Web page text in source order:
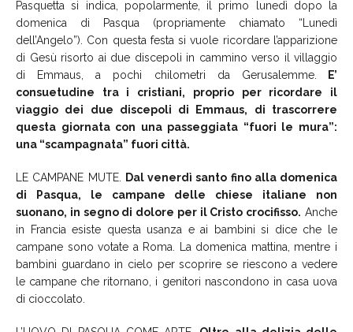
Pasquetta si indica, popolarmente, il primo lunedì dopo la
domenica di Pasqua (propriamente chiamato “Lunedì
dell’Angelo”). Con questa festa si vuole ricordare l’apparizione
di Gesù risorto ai due discepoli in cammino verso il villaggio
di Emmaus, a pochi chilometri da Gerusalemme. E’
consuetudine tra i cristiani, proprio per ricordare il
viaggio dei due discepoli di Emmaus, di trascorrere
questa giornata con una passeggiata “fuori le mura”:
una “scampagnata” fuori città.
LE CAMPANE MUTE. Dal venerdì santo fino alla domenica
di Pasqua, le campane delle chiese italiane non
suonano, in segno di dolore per il Cristo crocifisso. Anche
in Francia esiste questa usanza e ai bambini si dice che le
campane sono votate a Roma. La domenica mattina, mentre i
bambini guardano in cielo per scoprire se riescono a vedere
le campane che ritornano, i genitori nascondono in casa uova
di cioccolato.